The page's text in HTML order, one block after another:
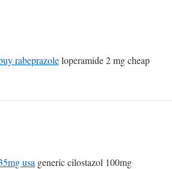
rabeprazoleloperamide 2 mg cheap
usa generic cilostazol 100mg